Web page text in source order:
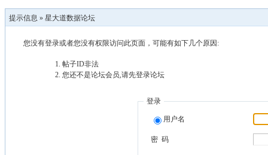
提示信息 » 星大道数据论坛
您没有登录或者您没有权限访问此页面，可能有如下几个原因:
帖子ID非法
您还不是论坛会员,请先登录论坛
登录
用户名
密 码